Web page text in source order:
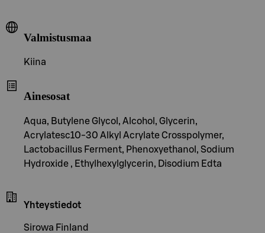
Valmistusmaa
Kiina
Ainesosat
Aqua, Butylene Glycol, Alcohol, Glycerin,
Acrylatesc10-30 Alkyl Acrylate Crosspolymer,
Lactobacillus Ferment, Phenoxyethanol, Sodium
Hydroxide , Ethylhexylglycerin, Disodium Edta
Yhteystiedot
Sirowa Finland